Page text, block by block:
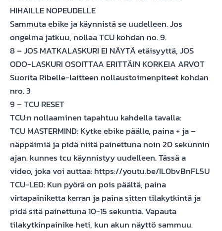
HIHAILLE NOPEUDELLE
Sammuta ebike ja käynnistä se uudelleen. Jos
ongelma jatkuu, nollaa TCU kohdan no. 9.
8 – JOS MATKALASKURI EI NÄYTÄ etäisyyttä, JOS
ODO-LASKURI OSOITTAA ERITTÄIN KORKEIA ARVOT
Suorita Ribelle-laitteen nollaustoimenpiteet kohdan
nro. 3
9 – TCU RESET
TCU:n nollaaminen tapahtuu kahdella tavalla:
TCU MASTERMIND: Kytke ebike päälle, paina + ja –
näppäimiä ja pidä niitä painettuna noin 20 sekunnin
ajan. kunnes tcu käynnistyy uudelleen. Tässä a
video, joka voi auttaa: https://youtu.be/IL0bvBnFL5U
TCU-LED: Kun pyörä on pois päältä, paina
virtapainiketta kerran ja paina sitten tilakytkintä ja
pidä sitä painettuna 10-15 sekuntia. Vapauta
tilakytkinpainike heti, kun akun näyttö sammuu.